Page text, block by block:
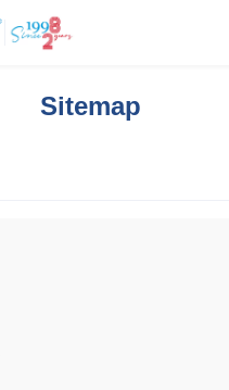
Sitemap